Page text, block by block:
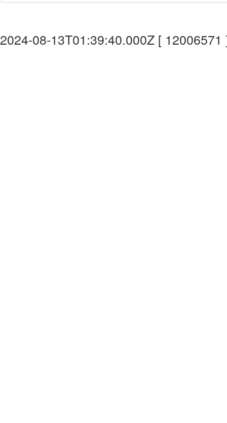
2024-08-13T01:39:40.000Z [ 12006571